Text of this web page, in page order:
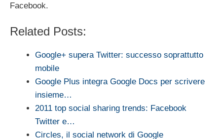
Facebook.
Related Posts:
Google+ supera Twitter: successo soprattutto
mobile
Google Plus integra Google Docs per scrivere
insieme…
2011 top social sharing trends: Facebook
Twitter e…
Circles, il social network di Google